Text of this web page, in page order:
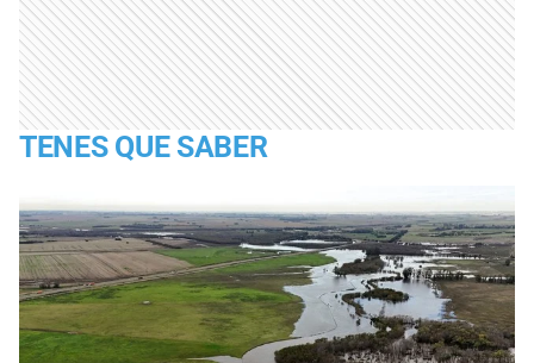
TENES QUE SABER